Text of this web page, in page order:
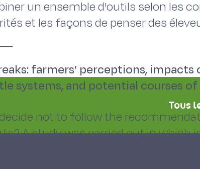
un ensemble d'outils selon les
et les façons de penser des
farmers’ perceptions, impacts
systems, and potential courses
not to follow the
A study was carried out in which
Tous